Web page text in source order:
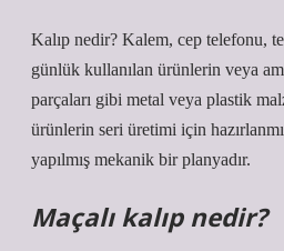
Kalıp nedir? Kalem, cep telefonu,
günlük kullanılan ürünlerin veya
parçaları gibi metal veya plastik
ürünlerin seri üretimi için
yapılmış mekanik bir planyadır.
Maçalı kalıp nedir?